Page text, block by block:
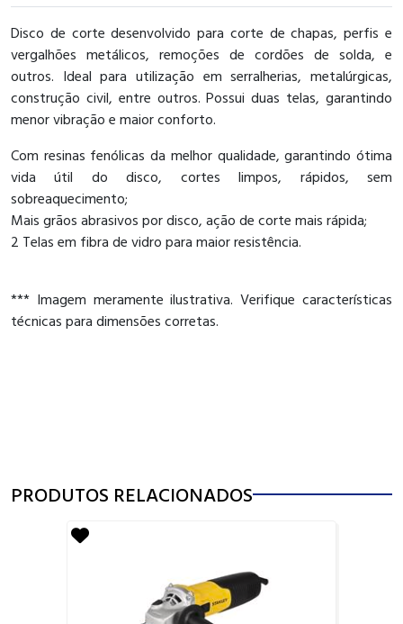
Disco de corte desenvolvido para corte de chapas, perfis e
vergalhões metálicos, remoções de cordões de solda, e
outros. Ideal para utilização em serralherias, metalúrgicas,
construção civil, entre outros. Possui duas telas, garantindo
menor vibração e maior conforto.
Com resinas fenólicas da melhor qualidade, garantindo ótima
vida útil do disco, cortes limpos, rápidos, sem
sobreaquecimento;
Mais grãos abrasivos por disco, ação de corte mais rápida;
2 Telas em fibra de vidro para maior resistência.
*** Imagem meramente ilustrativa. Verifique características
técnicas para dimensões corretas.
PRODUTOS RELACIONADOS